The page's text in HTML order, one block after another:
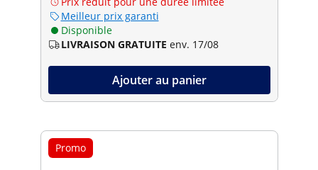
Meilleur prix garanti
Disponible
LIVRAISON GRATUITE env. 17/08
Ajouter au panier
Promo